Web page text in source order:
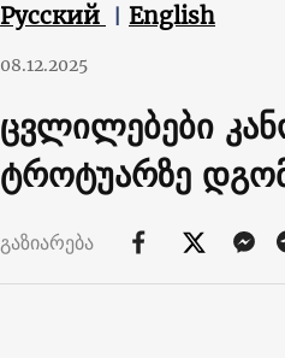
Русский English
08.12.2025
ცვლილებები
ტროტუარზე
გაზიარება